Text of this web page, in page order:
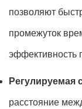
позволяют
промежуток
эффективность
Регулируемая
расстояние